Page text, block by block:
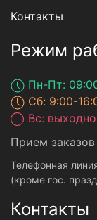
Контакты
Режим
Пн-Пт:
Сб: 9:00-
Вс:
Прием заказов
Телефонная
(кроме гос.
Контакты